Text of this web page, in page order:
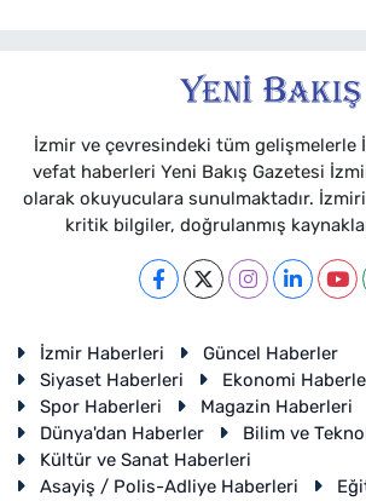
İzmir ve çevresindeki tüm gelişmelerle
vefat haberleri Yeni Bakış Gazetesi
olarak okuyuculara sunulmaktadır.
kritik bilgiler, doğrulanmış
İzmir Haberleri
Güncel Haberler
Siyaset Haberleri
Ekonomi
Spor Haberleri
Magazin Haberleri
Dünya'dan Haberler
Bilim ve
Kültür ve Sanat Haberleri
Asayiş / Polis-Adliye Haberleri